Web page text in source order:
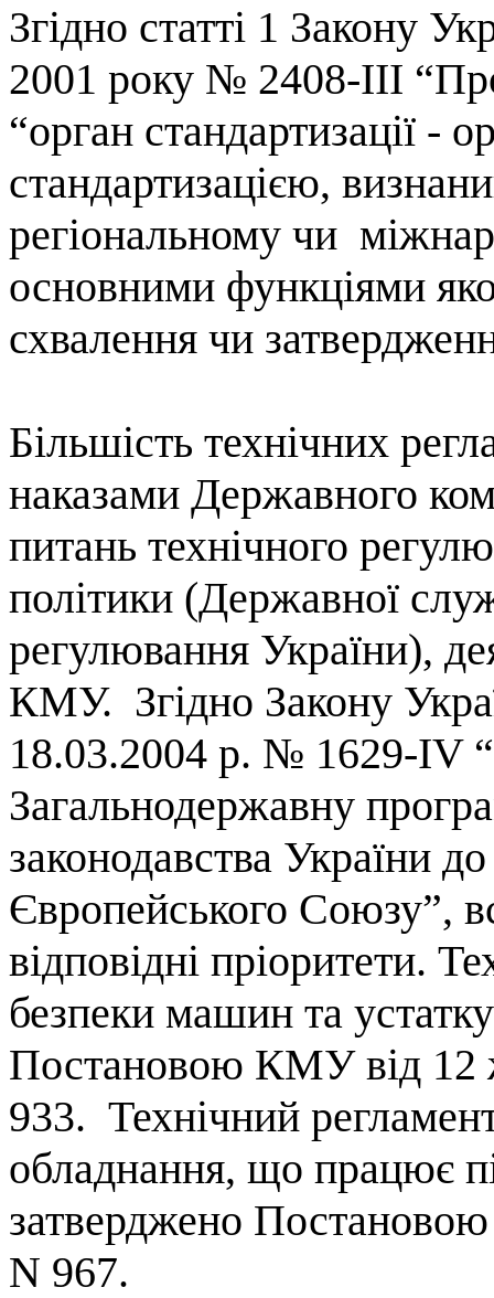
Згідно статті 1 Закону
2001 року № 2408-III
“орган стандартизації -
стандартизацією,
регіональному чи
основними функціями
схвалення чи
Більшість технічних
наказами Державного
питань технічного
політики (Державної
регулювання України),
КМУ. Згідно Закону
18.03.2004 р. № 1629-IV
Загальнодержавну
законодавства України
Європейського Союзу”,
відповідні пріоритети.
безпеки машин та
Постановою КМУ від 12
933. Технічний
обладнання, що працює
затверджено
N 967.